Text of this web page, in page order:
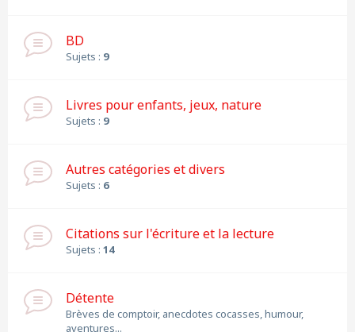
BD
Sujets : 9
Livres pour enfants, jeux, nature
Sujets : 9
Autres catégories et divers
Sujets : 6
Citations sur l'écriture et la lecture
Sujets : 14
Détente
Brèves de comptoir, anecdotes cocasses, humour,
aventures...